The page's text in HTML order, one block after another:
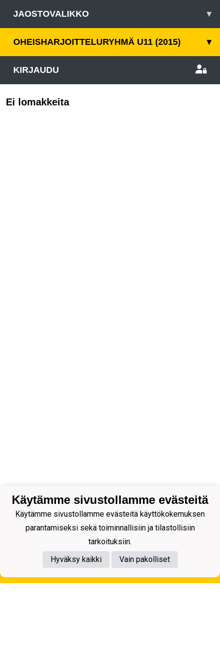
JAOSTOVALIKKO ▾
OHEISHARJOITTELURYHMÄ U11 (2015) ▾
KIRJAUDU
Ei lomakkeita
Tietosuojaseloste
Käytämme sivustollamme evästeitä
Käytämme sivustollamme evästeitä käyttökokemuksen
parantamiseksi sekä toiminnallisiin ja tilastollisiin
tarkoituksiin.
Hyväksy kaikki
Vain pakolliset